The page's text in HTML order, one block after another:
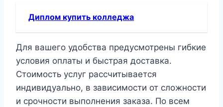
Диплом купить колледжа
Для вашего удобства предусмотрены гибкие
условия оплаты и быстрая доставка.
Стоимость услуг рассчитывается
индивидуально, в зависимости от сложности
и срочности выполнения заказа. По всем